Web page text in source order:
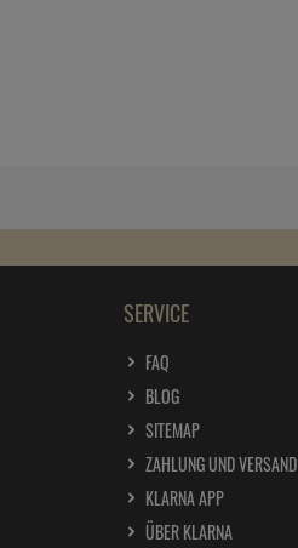
SERVICE
FAQ
BLOG
SITEMAP
ZAHLUNG UND VERSAND
KLARNA APP
ÜBER KLARNA